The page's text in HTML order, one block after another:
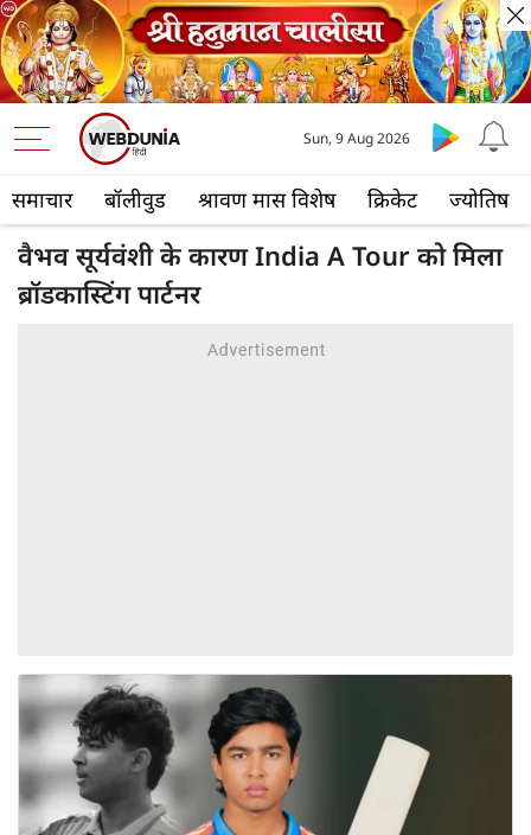
समाचार बॉलीवुड श्रावण मास विशेष क्रिकेट ज्योतिष
Sun, 9 Aug 2026
वैभव सूर्यवंशी के कारण India A Tour को मिला
ब्रॉडकास्टिंग पार्टनर